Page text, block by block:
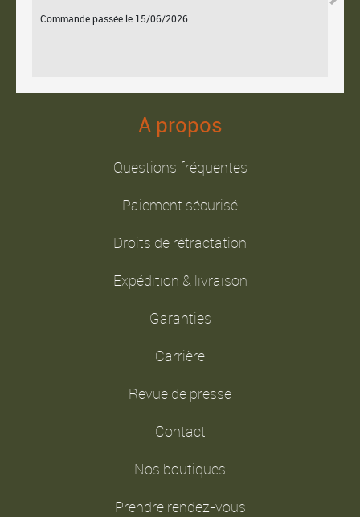
Commande passée le 15/06/2026
A propos
Questions fréquentes
Paiement sécurisé
Droits de rétractation
Expédition & livraison
Garanties
Carrière
Revue de presse
Contact
Nos boutiques
Prendre rendez-vous